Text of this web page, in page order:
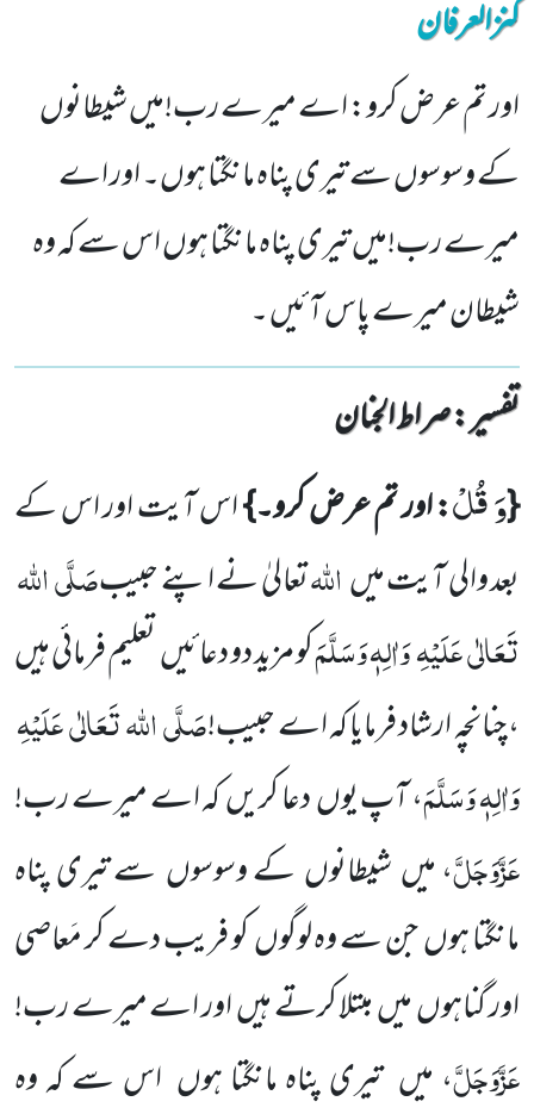
کنزالعرفان
اور تم عرض کرو: اے میرے رب!میں شیطانوں
کے وسوسوں سے تیری پناہ مانگتا ہوں۔ اور اے
میرے رب!میں تیری پناہ مانگتا ہوں اس سے کہ وہ
شیطان میرے پاس آئیں ۔
تفسیر : ‎صراط الجنان
{وَ قُلْ: اور تم عرض کرو۔}اس آیت اور اس کے
بعد والی آیت میںاللہتعالیٰ نے اپنے حبیبصَلَّیاللہ
تَعَالٰیعَلَیْہِوَاٰلِہٖ وَسَلَّمَکو مزید دو دعائیںتعلیم فرمائی ہیں
، چنانچہ ارشاد فرمایا کہ اے حبیب!صَلَّیاللہتَعَالٰیعَلَیْہِ
وَاٰلِہٖ وَسَلَّمَ، آپ یوںدعا کریںکہ اے میرے رب!
عَزَّوَجَلَّ، میںشیطانوںکے وسوسوں سے تیری پناہ
مانگتا ہوںجن سے وہ لوگوںکو فریب دے کرمَعاصی
اور گناہوںمیںمبتلا کرتے ہیںاور اے میرے رب!
عَزَّوَجَلَّ، میں تیری پناہ مانگتا ہوں اس سے کہ وہ